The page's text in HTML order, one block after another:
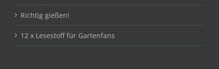
Richtig gießen!
12 x Lesestoff für Gartenfans